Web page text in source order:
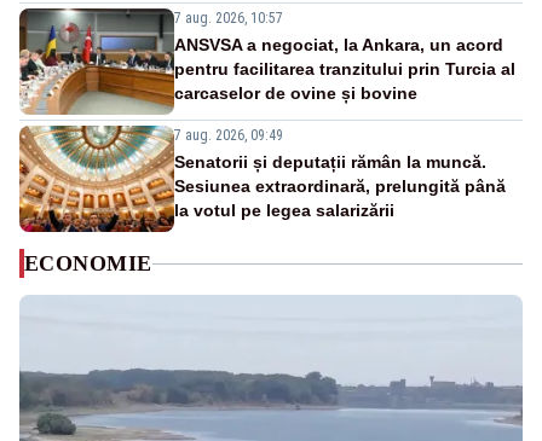
7 aug. 2026, 10:57
ANSVSA a negociat, la Ankara, un acord
pentru facilitarea tranzitului prin Turcia al
carcaselor de ovine și bovine
7 aug. 2026, 09:49
Senatorii și deputații rămân la muncă.
Sesiunea extraordinară, prelungită până
la votul pe legea salarizării
ECONOMIE